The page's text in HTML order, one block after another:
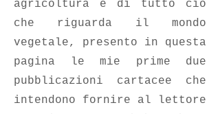
agricoltura e di tutto ciò
che riguarda il mondo
vegetale, presento in questa
pagina le mie prime due
pubblicazioni cartacee che
intendono fornire al lettore